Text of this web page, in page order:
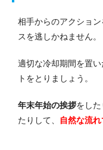
相手からのアクショ
スを逃しかねません。
適切な冷却期間を置
トをとりましょう。
年末年始の挨拶をした
たりして、
自然な流